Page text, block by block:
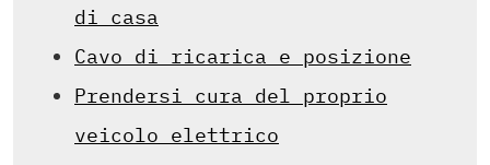
di casa
Cavo di ricarica e posizione
Prendersi cura del proprio
veicolo elettrico